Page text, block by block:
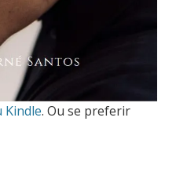
Kindle. Ou se preferir